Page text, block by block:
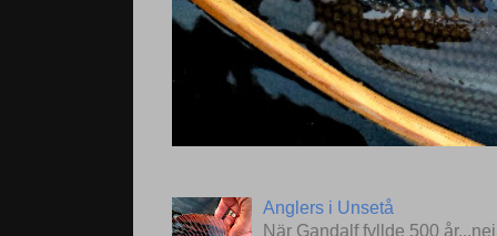
Anglers i Unsetå
När Gandalf fyllde 500